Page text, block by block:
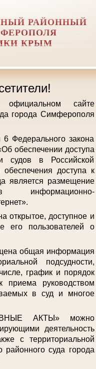
РАЙОННЫЙ
КРЫМ
сайте
города Симферополя
6 Федерального закона
обеспечении доступа
судов в Российской
доступа к
является размещение
открытое, доступное и
его пользователей о
общая информация
подсудности,
график и порядок
приема руководством
в суд и многое
АКТЫ» можно
деятельность
с территориальной
районного суда города